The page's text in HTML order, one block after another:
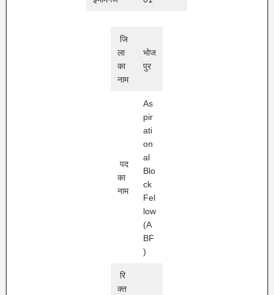
जि
ला
का
नाम
भोज
पुर
पद
का
नाम
As
pir
ati
on
al
Blo
ck
Fel
low
(A
BF
)
रि
क्त